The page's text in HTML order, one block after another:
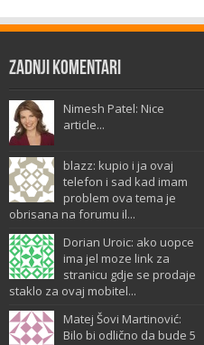
Zadnji komentari
Nimesh Patel: Nice
article...
blazz: kupio i ja ovaj
telefon i sad kad imam
problem ova tema je
obrisana na forumu il...
Dorian Uroic: ako uopce
ima jel moze link za
stranicu gdje se prodaje
staklo za ovaj mobitel...
Matej Šovi Martinović:
Bilo bi odlično da bude 5